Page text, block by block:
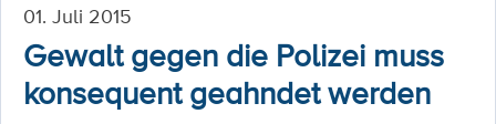
01. Juli 2015
Gewalt gegen die Polizei muss
konsequent geahndet werden